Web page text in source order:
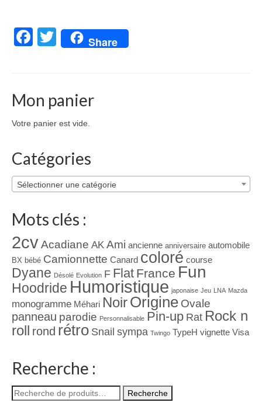
Facebook
Twitter
Share
Mon panier
Votre panier est vide.
Catégories
Sélectionner une catégorie
Mots clés :
2cvAcadiane AK Ami ancienne anniversaire automobile
BX bébé Camionnette Canard coloré course
Dyane Désolé Evolution F Flat France Fun
Hoodride Humoristique japonaise Jeu LNA Mazda
monogramme Méhari NoirOrigine Ovale
panneau parodie Personnalisable Pin-up Rat Rock n
roll rond rétro Snail sympa Twingo TypeH vignette Visa
Recherche :
Recherche
pour :
Recherche